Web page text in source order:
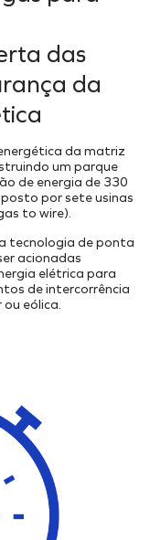
das
da
da matriz
um parque
de energia de 330
por sete usinas
to wire).
tecnologia de ponta
acionadas
elétrica para
de intercorrência
eólica.